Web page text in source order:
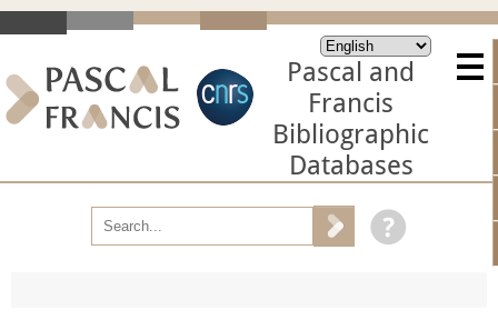
Pascal and
Francis
Bibliographic
Databases